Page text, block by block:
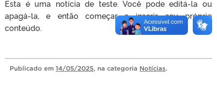
Esta é uma notícia de teste. Você pode editá-la ou
apagá-la, e então começar a inserir seu próprio
conteúdo.
Publicado em 14/05/2025, na categoria Notícias.